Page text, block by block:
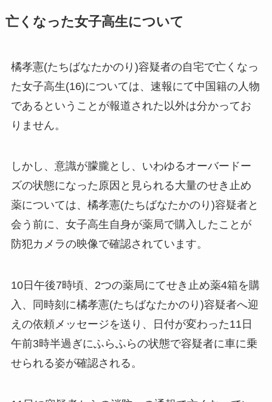
亡くなった女子高生について
橘孝憲(たちばなたかのり)容疑者の自宅で亡くなっ
た女子高生(16)については、速報にて中国籍の人物
であるということが報道された以外は分かってお
りません。
しかし、意識が朦朧とし、いわゆるオーバードー
ズの状態になった原因と見られる大量のせき止め
薬については、橘孝憲(たちばなたかのり)容疑者と
会う前に、女子高生自身が薬局で購入したことが
防犯カメラの映像で確認されています。
10日午後7時頃、2つの薬局にてせき止め薬4箱を購
入、同時刻に橘孝憲(たちばなたかのり)容疑者へ迎
えの依頼メッセージを送り、日付が変わった11日
午前3時半過ぎにふらふらの状態で容疑者に車に乗
せられる姿が確認される。